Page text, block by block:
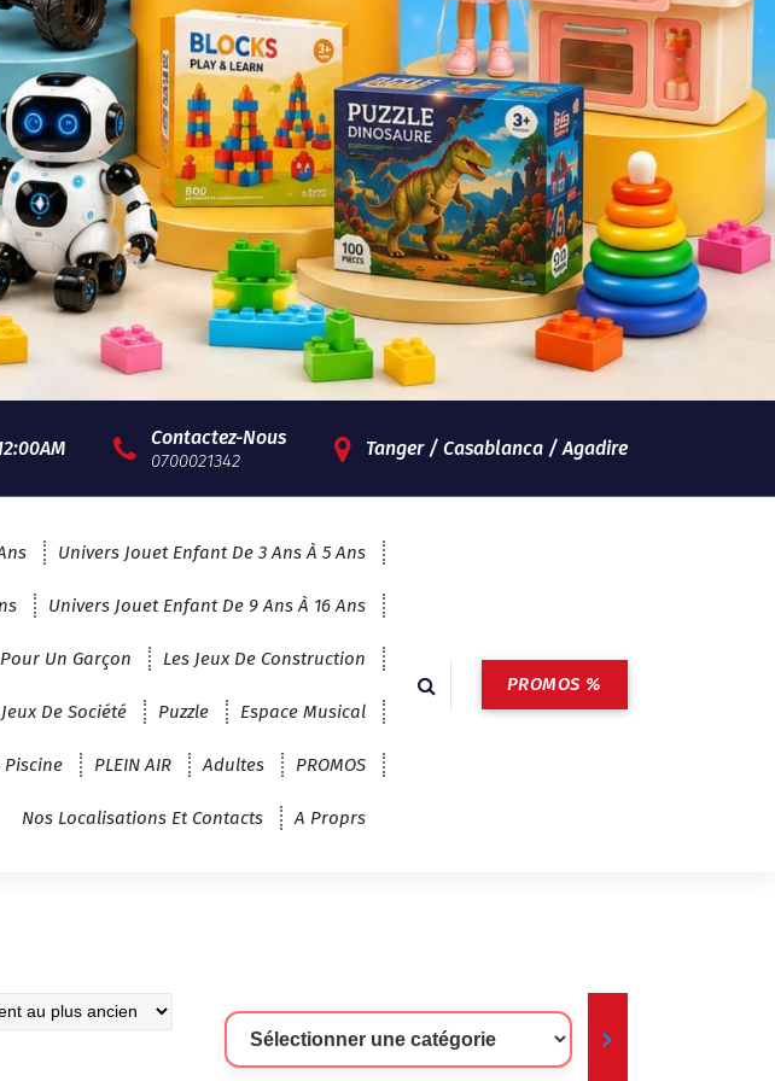
Contactez-Nous
0700021342
Tanger / Casablanca / Agadire
Univers Jouet Enfant De 3 Ans À 5 Ans
Univers Jouet Enfant De 9 Ans À 16 Ans
Un Garçon Les Jeux De Construction
De Société Puzzle Espace Musical
Piscine PLEIN AIR Adultes PROMOS
Nos Localisations Et Contacts A Proprs
PROMOS %
Sélectionner
Une